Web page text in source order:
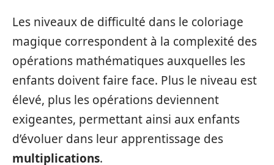
Les niveaux de difficulté dans le coloriage
magique correspondent à la complexité des
opérations mathématiques auxquelles les
enfants doivent faire face. Plus le niveau est
élevé, plus les opérations deviennent
exigeantes, permettant ainsi aux enfants
d’évoluer dans leur apprentissage des
multiplications.